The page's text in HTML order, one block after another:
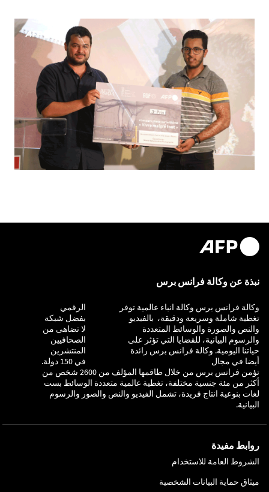
نبذة عن وكالة فرانس برس
وكالة فرانس برس وكالة انباء عالمية توفر
تغطية شاملة وسريعة ودقيقة، بالفيديو
والنص والصورة والوسائط المتعددة
والرسوم البيانية، للقضايا التي تؤثر على
حياتنا اليومية. وكالة فرانس برس رائدة
أيضا في مجال
الرقمي
بفضل شبكة
لا تضاهى من
الصحافيين
المنتشرين
في 150 دولة.
تؤمن فرانس برس من خلال طاقمها المؤلف من 2600 شخص من
أكثر من مئة جنسية مختلفة، تغطية عالمية متعددة الوسائط بست
لغات بنوعية انتاج فريدة، تشمل الفيديو والنص والصور والرسوم
البيانية.
روابط مفيدة
الشروط العامة للاستخدام
ميثاق حماية البيانات الشخصية